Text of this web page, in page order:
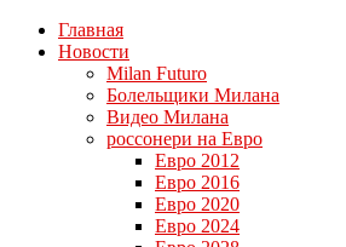
Главная
Новости
Milan Futuro
Болельщики Милана
Видео Милана
россонери на Евро
Евро 2012
Евро 2016
Евро 2020
Евро 2024